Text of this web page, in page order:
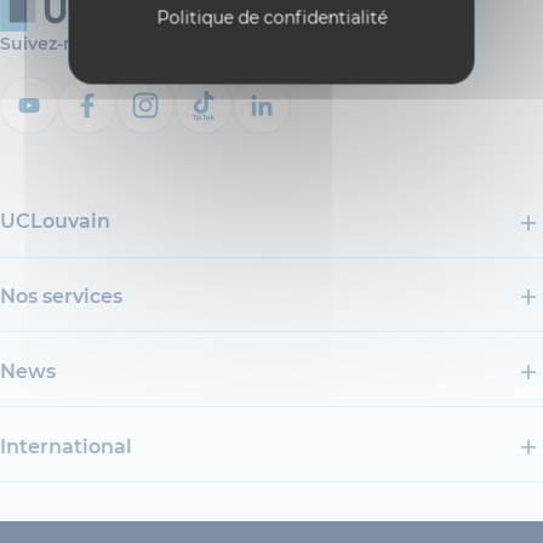
Politique de confidentialité
Suivez-nous
UCLouvain
Nos services
News
International